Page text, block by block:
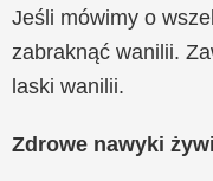
Jeśli mówimy o
zabraknąć wanilii.
laski wanilii.
Zdrowe nawyki